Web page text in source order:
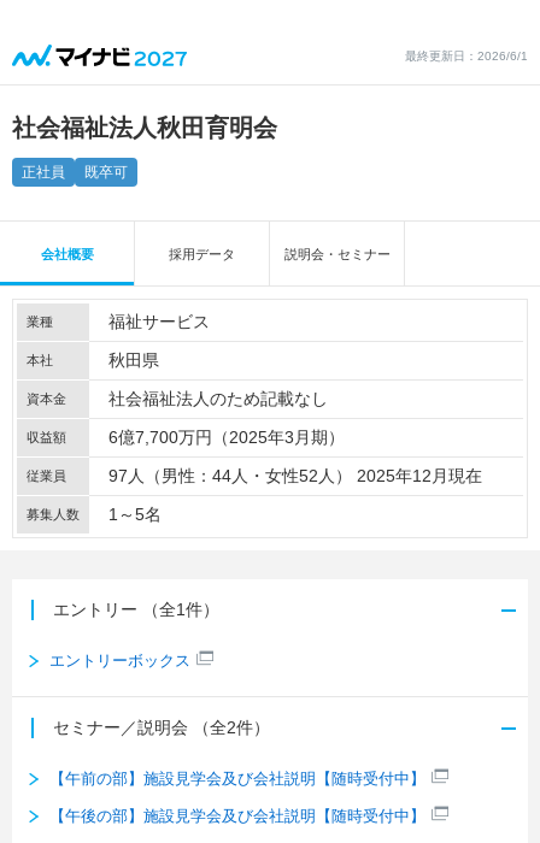
最終更新日：2026/6/1
社会福祉法人秋田育明会
正社員 既卒可
会社概要 採用データ 説明会・セミナー
業種 福祉サービス
本社 秋田県
資本金 社会福祉法人のため記載なし
収益額 6億7,700万円（2025年3月期）
従業員 97人（男性：44人・女性52人） 2025年12月現在
募集人数 1～5名
エントリー （全1件）
エントリーボックス
セミナー／説明会 （全2件）
【午前の部】施設見学会及び会社説明【随時受付中】
【午後の部】施設見学会及び会社説明【随時受付中】